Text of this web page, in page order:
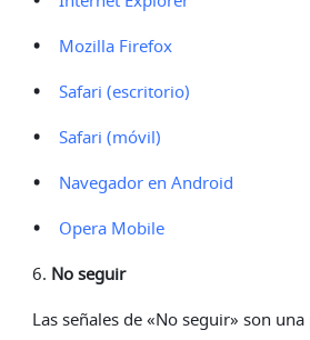
• Mozilla Firefox
• Safari (escritorio)
• Safari (móvil)
• Navegador en Android
•
Opera Mobile
6. No seguir
Las señales de «No seguir» son